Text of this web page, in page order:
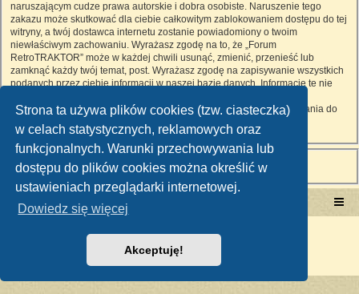
Strona ta używa plików cookies (tzw. ciasteczka)
w celach statystycznych, reklamowych oraz
funkcjonalnych. Warunki przechowywania lub
dostępu do plików cookies można określić w
ustawieniach przeglądarki internetowej.
Dowiedz się więcej
Akceptuję!
naruszającym cudze prawa autorskie i dobra osobiste. Naruszenie tego
zakazu może skutkować dla ciebie całkowitym zablokowaniem dostępu do tej
witryny, a twój dostawca internetu zostanie powiadomiony o twoim
niewłaściwym zachowaniu. Wyrażasz zgodę na to, że „Forum
RetroTRAKTOR” może w każdej chwili usunąć, zmienić, przenieść lub
zamknąć każdy twój temat, post. Wyrażasz zgodę na zapisywanie wszystkich
podanych przez ciebie informacji w naszej bazie danych. Informacje te nie
RetroTRAKTOR”, ani phpBB nie ponosi odpowiedzialności za włamania do
witryny, podczas których może dojść do kradzieży danych.
Portal RetroTRAKTOR.pl
Polski pakiet językowy dostarcza